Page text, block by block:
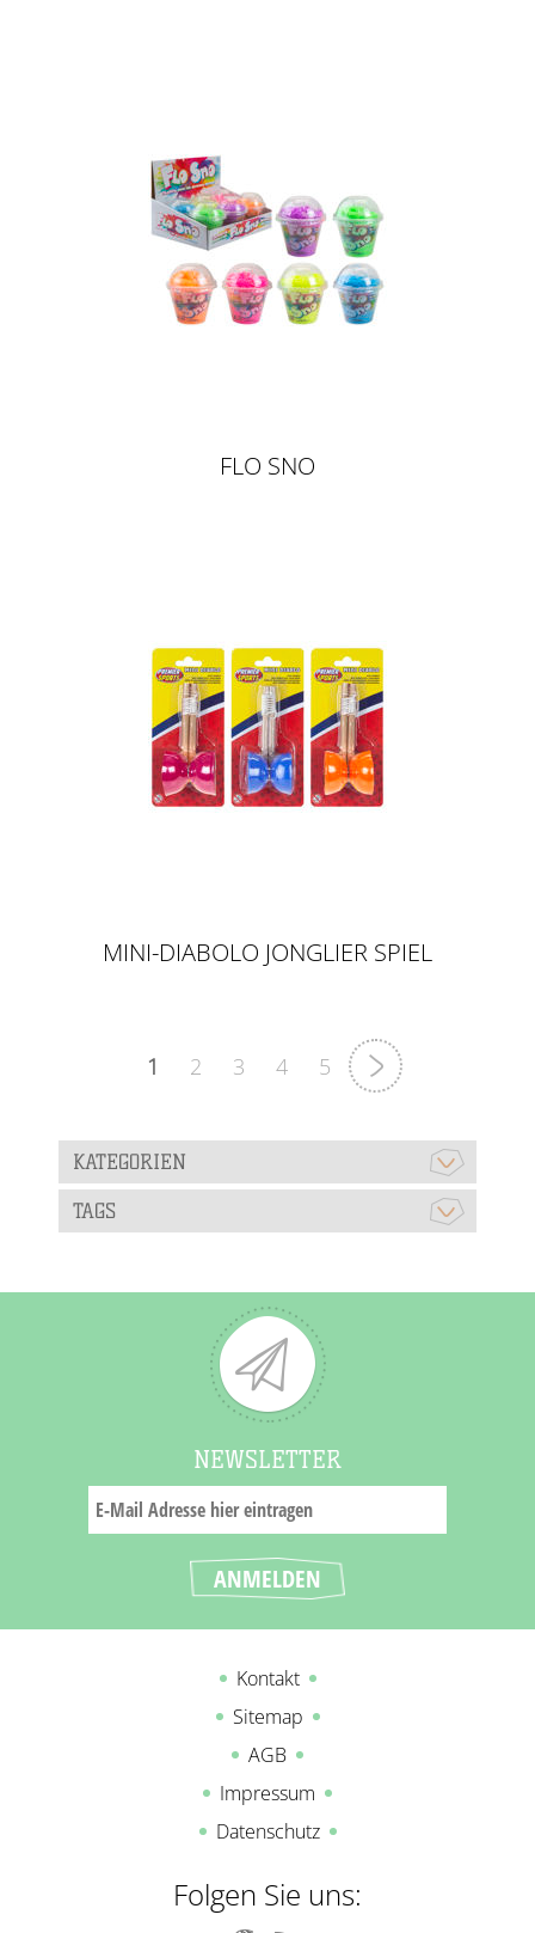
FLO SNO
MINI-DIABOLO JONGLIER SPIEL
1 2 3 4 5
KATEGORIEN
TAGS
NEWSLETTER
Kontakt
Sitemap
AGB
Impressum
Datenschutz
Folgen Sie uns: